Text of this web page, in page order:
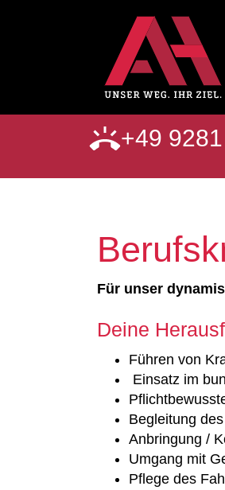
+49
Für unser
Deine
Führen von
Einsatz im
Begleitung
Anbringung /
Umgang mit
Pflege des